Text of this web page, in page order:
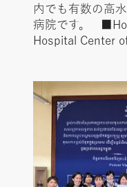
内でも有数の高
病院です。
Hospital Center of